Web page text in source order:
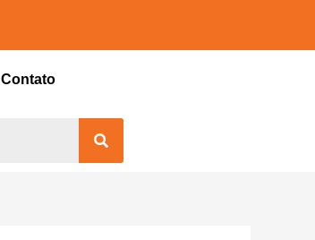
Contato